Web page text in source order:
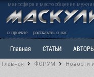
маносфера и место общения
о проекте рассказать о нас
Главная СТАТЬИ АВТОРЫ
Главная ФОРУМ Новости